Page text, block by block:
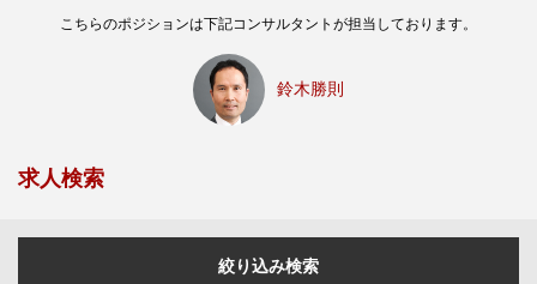
こちらのポジションは下記コンサルタントが担当しております。
鈴木勝則
求人検索
絞り込み検索